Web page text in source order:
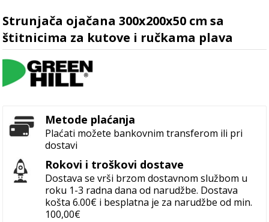
Strunjača ojačana 300x200x50 cm sa
štitnicima za kutove i ručkama plava
Metode plaćanja
Plaćati možete bankovnim transferom ili pri
dostavi
Rokovi i troškovi dostave
Dostava se vrši brzom dostavnom službom u
roku 1-3 radna dana od narudžbe. Dostava
košta 6.00€ i besplatna je za narudžbe od min.
100,00€